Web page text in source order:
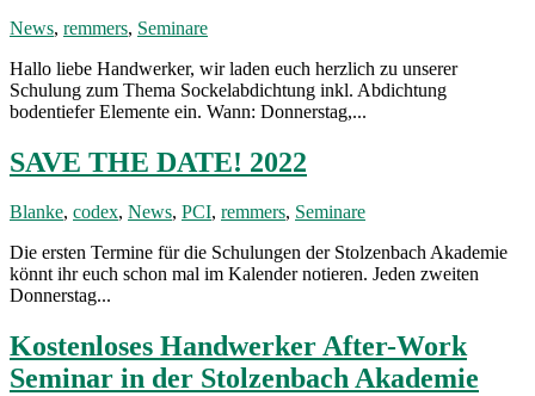
News, remmers, Seminare
Hallo liebe Handwerker, wir laden euch herzlich zu unserer
Schulung zum Thema Sockelabdichtung inkl. Abdichtung
bodentiefer Elemente ein. Wann: Donnerstag,...
SAVE THE DATE! 2022
Blanke, codex, News, PCI, remmers, Seminare
Die ersten Termine für die Schulungen der Stolzenbach Akademie
könnt ihr euch schon mal im Kalender notieren. Jeden zweiten
Donnerstag...
Kostenloses Handwerker After-Work
Seminar in der Stolzenbach Akademie